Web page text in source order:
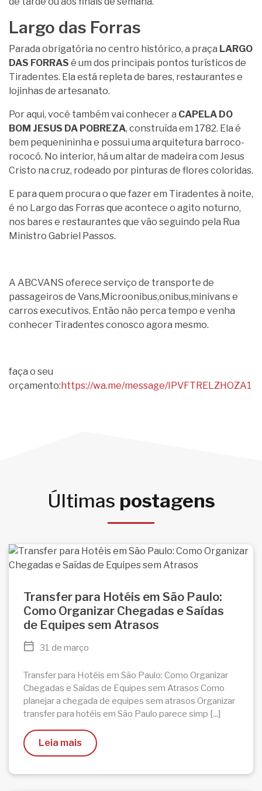
Largo das Forras
Parada obrigatória no centro histórico, a praça LARGO
DAS FORRAS é um dos principais pontos turísticos de
Tiradentes. Ela está repleta de bares, restaurantes e
lojinhas de artesanato.
Por aqui, você também vai conhecer a CAPELA DO
BOM JESUS DA POBREZA, construída em 1782. Ela é
bem pequenininha e possui uma arquitetura barroco-
rococó. No interior, há um altar de madeira com Jesus
Cristo na cruz, rodeado por pinturas de flores coloridas.
E para quem procura o que fazer em Tiradentes à noite,
é no Largo das Forras que acontece o agito noturno,
nos bares e restaurantes que vão seguindo pela Rua
Ministro Gabriel Passos.
A ABCVANS oferece serviço de transporte de
passageiros de Vans,Microonibus,onibus,minivans e
carros executivos. Então não perca tempo e venha
conhecer Tiradentes conosco agora mesmo.
faça o seu
orçamento:https://wa.me/message/IPVFTRELZHOZA1
Últimas postagens
Transfer para Hotéis em São Paulo:
Como Organizar Chegadas e Saídas
de Equipes sem Atrasos
31 de março
Transfer para Hotéis em São Paulo: Como Organizar
Chegadas e Saídas de Equipes sem Atrasos Como
planejar a chegada de equipes sem atrasos Organizar
transfer para hotéis em São Paulo parece simp [...]
Leia mais